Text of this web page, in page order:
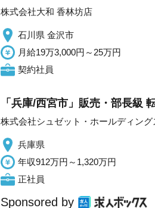
株式会社大和 香林坊店
石川県 金沢市
月給19万3,000円～25万円
契約社員
「兵庫/西宮市」販売・部長級
株式会社シュゼット・ホールディング
兵庫県
年収912万円～1,320万円
正社員
Sponsored by